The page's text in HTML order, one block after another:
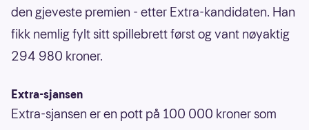
den gjeveste premien - etter Extra-kandidaten. Han
fikk nemlig fylt sitt spillebrett først og vant nøyaktig
294 980 kroner.
Extra-sjansen
Extra-sjansen er en pott på 100 000 kroner som